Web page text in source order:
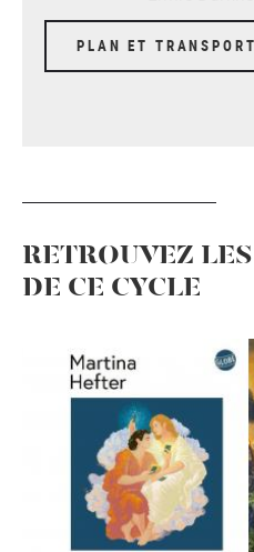
PLAN ET
RETROUVEZ
DE CE CYCLE